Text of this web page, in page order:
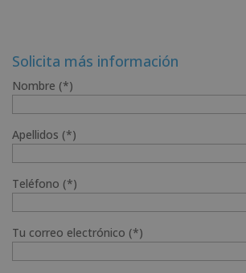
Solicita más información
Nombre (*)
Apellidos (*)
Teléfono (*)
Tu correo electrónico (*)